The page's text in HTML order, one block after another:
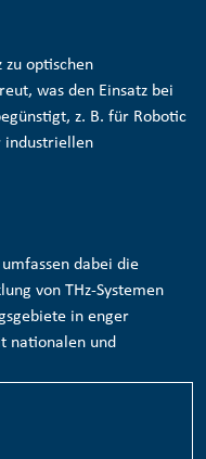
zu optischen
was den Einsatz bei
z. B. für Robotic
industriellen
dabei die
von THz-Systemen
in enger
nationalen und